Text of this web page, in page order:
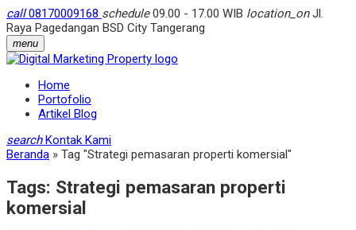
call08170009168 schedule09.00 - 17.00 WIB location_onJl.
Raya Pagedangan BSD City Tangerang
menu
Home
Portofolio
Artikel Blog
search Kontak Kami
Beranda » Tag "Strategi pemasaran properti komersial"
Tags: Strategi pemasaran properti
komersial